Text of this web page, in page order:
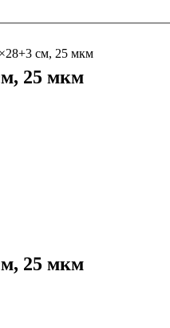
см, 25 мкм
25 мкм
25 мкм